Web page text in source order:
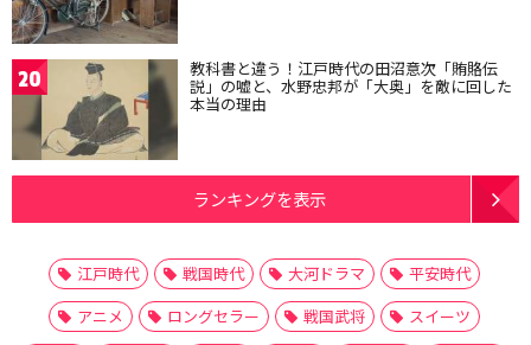
20 教科書と違う！江戸時代の田沼意次「賄賂伝
説」の嘘と、水野忠邦が「大奥」を敵に回した
本当の理由
ランキングを表示
江戸時代 戦国時代 大河ドラマ
平安時代
アニメ
ロングセラー 戦国武将
スイーツ